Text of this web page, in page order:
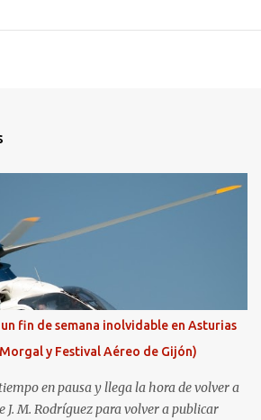
fin de semana inolvidable en Asturias
y Festival Aéreo de Gijón)
en pausa y llega la hora de volver a
J. M. Rodríguez para volver a publicar